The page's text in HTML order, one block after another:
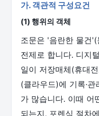
가. 객관적 구성요건
(1) 행위의 객체
조문은 '음란한 물건'(
전제로 합니다. 디지
일이 저장매체(휴대
(클라우드)에 기록·
가 많습니다. 이때 어
되는지, 포렌식 절차